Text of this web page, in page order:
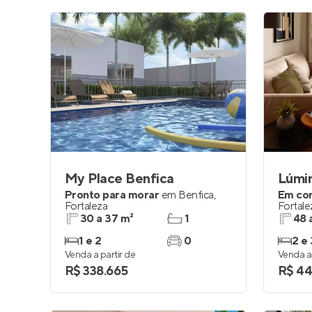
My Place Benfica
Pronto para morar em Benfica,
Fortaleza
30 a 37 m²
1 e 2
1
0
Venda a partir de
R$ 338.665
Em
48
2 e
Venda
R$